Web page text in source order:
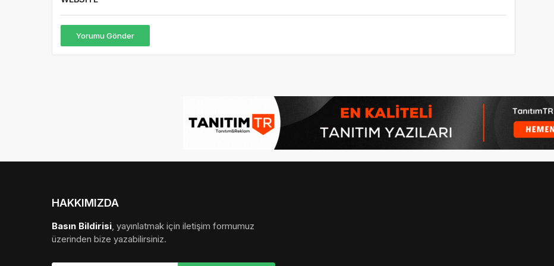
Yorumu Gönder
HAKKIMIZDA
Basın Bildirisi, yayınlatmak için iletişim formumuz
üzerinden bize yazabilirsiniz.